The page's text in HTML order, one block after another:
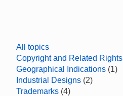
All topics
Copyright and Related Rights
Geographical Indications (1)
Industrial Designs (2)
Trademarks (4)